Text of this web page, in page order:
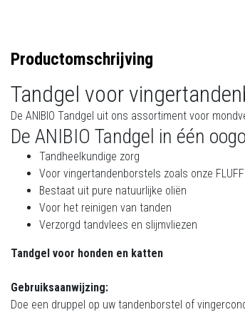
Productomschrijving
Tandgel voor
De ANIBIO Tandgel uit ons assortiment voor
De ANIBIO Tandgel in één
Tandheelkundige zorg
Voor vingertandenborstels zoals onze
Bestaat uit pure natuurlijke oliën
Voor het reinigen van tanden
Verzorgd tandvlees en slijmvliezen
Tandgel voor honden en katten
Gebruiksaanwijzing:
Doe een druppel op uw tandenborstel of